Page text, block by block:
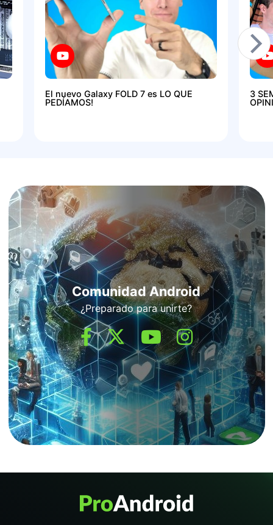
El nuevo Galaxy FOLD 7 es LO QUE
PEDÍAMOS!
3
Comunidad Android
¿Preparado para unirte?